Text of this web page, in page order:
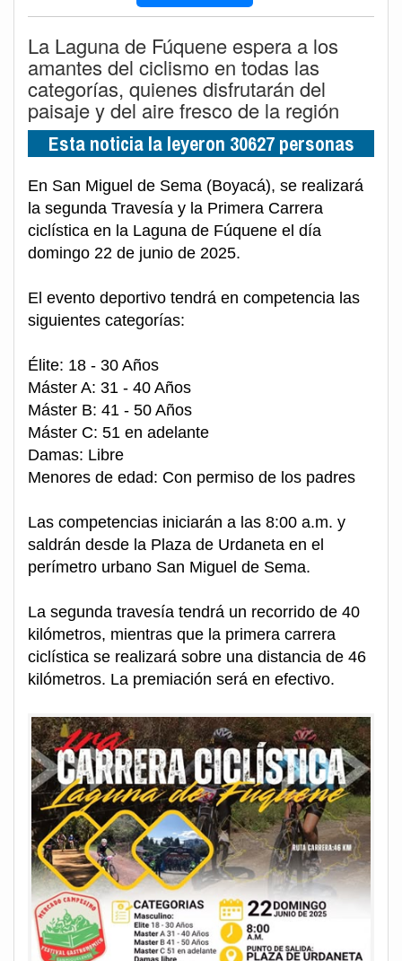
La Laguna de Fúquene espera a los
amantes del ciclismo en todas las
categorías, quienes disfrutarán del
paisaje y del aire fresco de la región
Esta noticia la leyeron 30627 personas
En San Miguel de Sema (Boyacá), se realizará
la segunda Travesía y la Primera Carrera
ciclística en la Laguna de Fúquene el día
domingo 22 de junio de 2025.
El evento deportivo tendrá en competencia las
siguientes categorías:
Élite: 18 - 30 Años
Máster A: 31 - 40 Años
Máster B: 41 - 50 Años
Máster C: 51 en adelante
Damas: Libre
Menores de edad: Con permiso de los padres
Las competencias iniciarán a las 8:00 a.m. y
saldrán desde la Plaza de Urdaneta en el
perímetro urbano San Miguel de Sema.
La segunda travesía tendrá un recorrido de 40
kilómetros, mientras que la primera carrera
ciclística se realizará sobre una distancia de 46
kilómetros. La premiación será en efectivo.